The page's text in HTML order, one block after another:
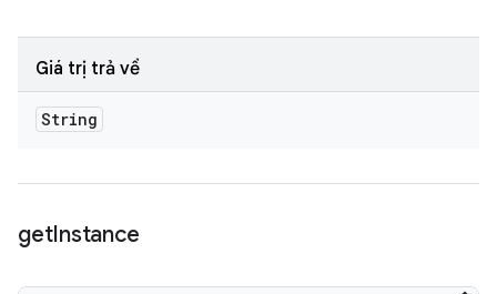
Giá trị trả về
String
getInstance